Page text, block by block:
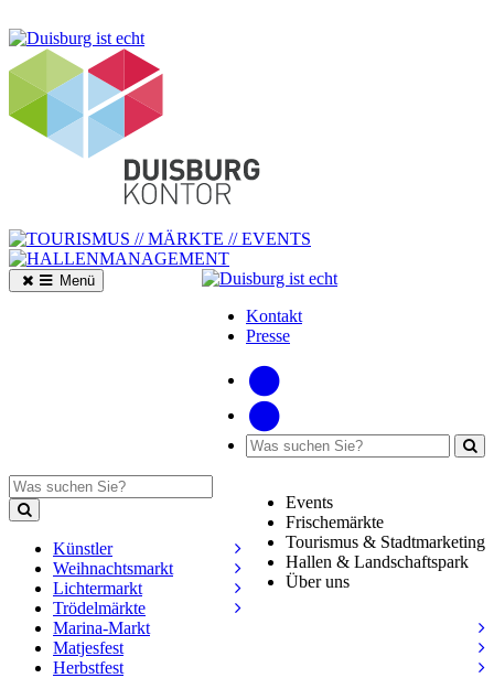
Kontakt
Presse
Events
Frischemärkte
Tourismus & Stadtmarketing
Hallen & Landschaftspark
Über uns
Menü
Künstler
Weihnachtsmarkt
Lichtermarkt
Trödelmärkte
Marina-Markt
Matjesfest
Herbstfest